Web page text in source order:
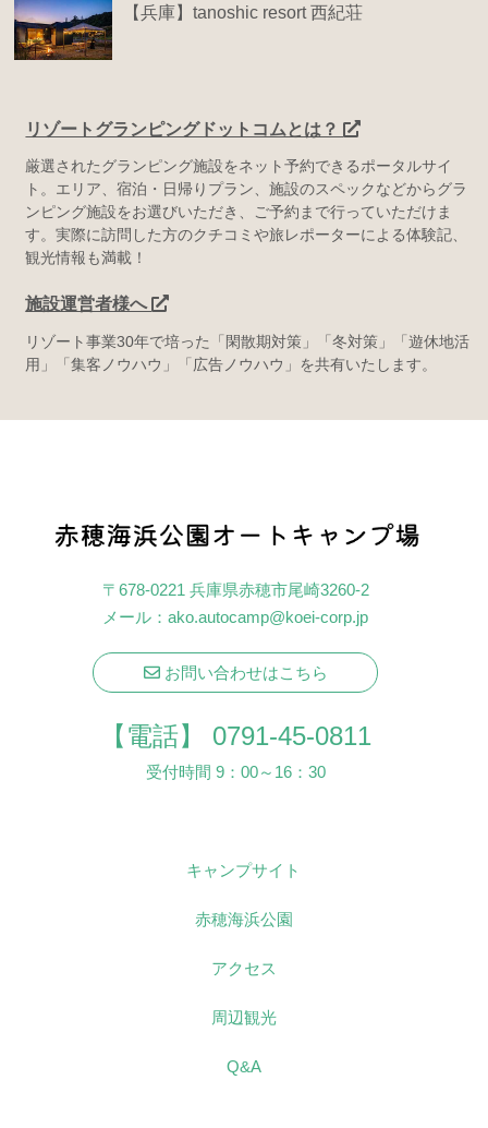
【兵庫】tanoshic resort 西紀荘
リゾートグランピングドットコムとは？
厳選されたグランピング施設をネット予約できるポータルサイ
ト。エリア、宿泊・日帰りプラン、施設のスペックなどからグラ
ンピング施設をお選びいただき、ご予約まで行っていただけま
す。実際に訪問した方のクチコミや旅レポーターによる体験記、
観光情報も満載！
施設運営者様へ
リゾート事業30年で培った「閑散期対策」「冬対策」「遊休地活
用」「集客ノウハウ」「広告ノウハウ」を共有いたします。
〒678-0221 兵庫県赤穂市尾崎3260‐2
メール：ako.autocamp@koei-corp.jp
お問い合わせはこちら
【電話】 0791-45-0811
受付時間 9：00～16：30
キャンプサイト
赤穂海浜公園
アクセス
周辺観光
Q&A